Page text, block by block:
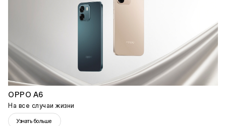
OPPO A6
На все случаи жизни
Узнать больше